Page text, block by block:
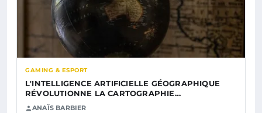
GAMING & ESPORT
L'INTELLIGENCE ARTIFICIELLE GÉOGRAPHIQUE
RÉVOLUTIONNE LA CARTOGRAPHIE…
ANAÏS BARBIER